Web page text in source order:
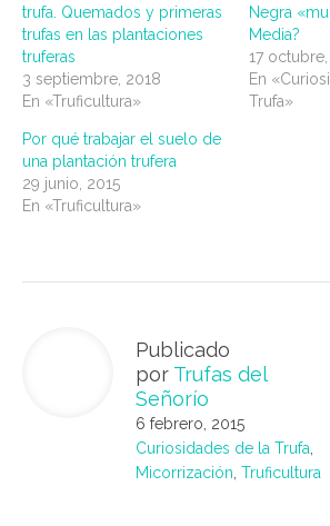
trufa. Quemados y primeras
trufas en las plantaciones
truferas
3 septiembre, 2018
En «Truficultura»
Negra
Media?
17
En
Trufa»
Por qué trabajar el suelo de
una plantación trufera
29 junio, 2015
En «Truficultura»
Publicado
por Trufas del
Señorío
6 febrero, 2015
Curiosidades de la Trufa
Micorrización Truficultura